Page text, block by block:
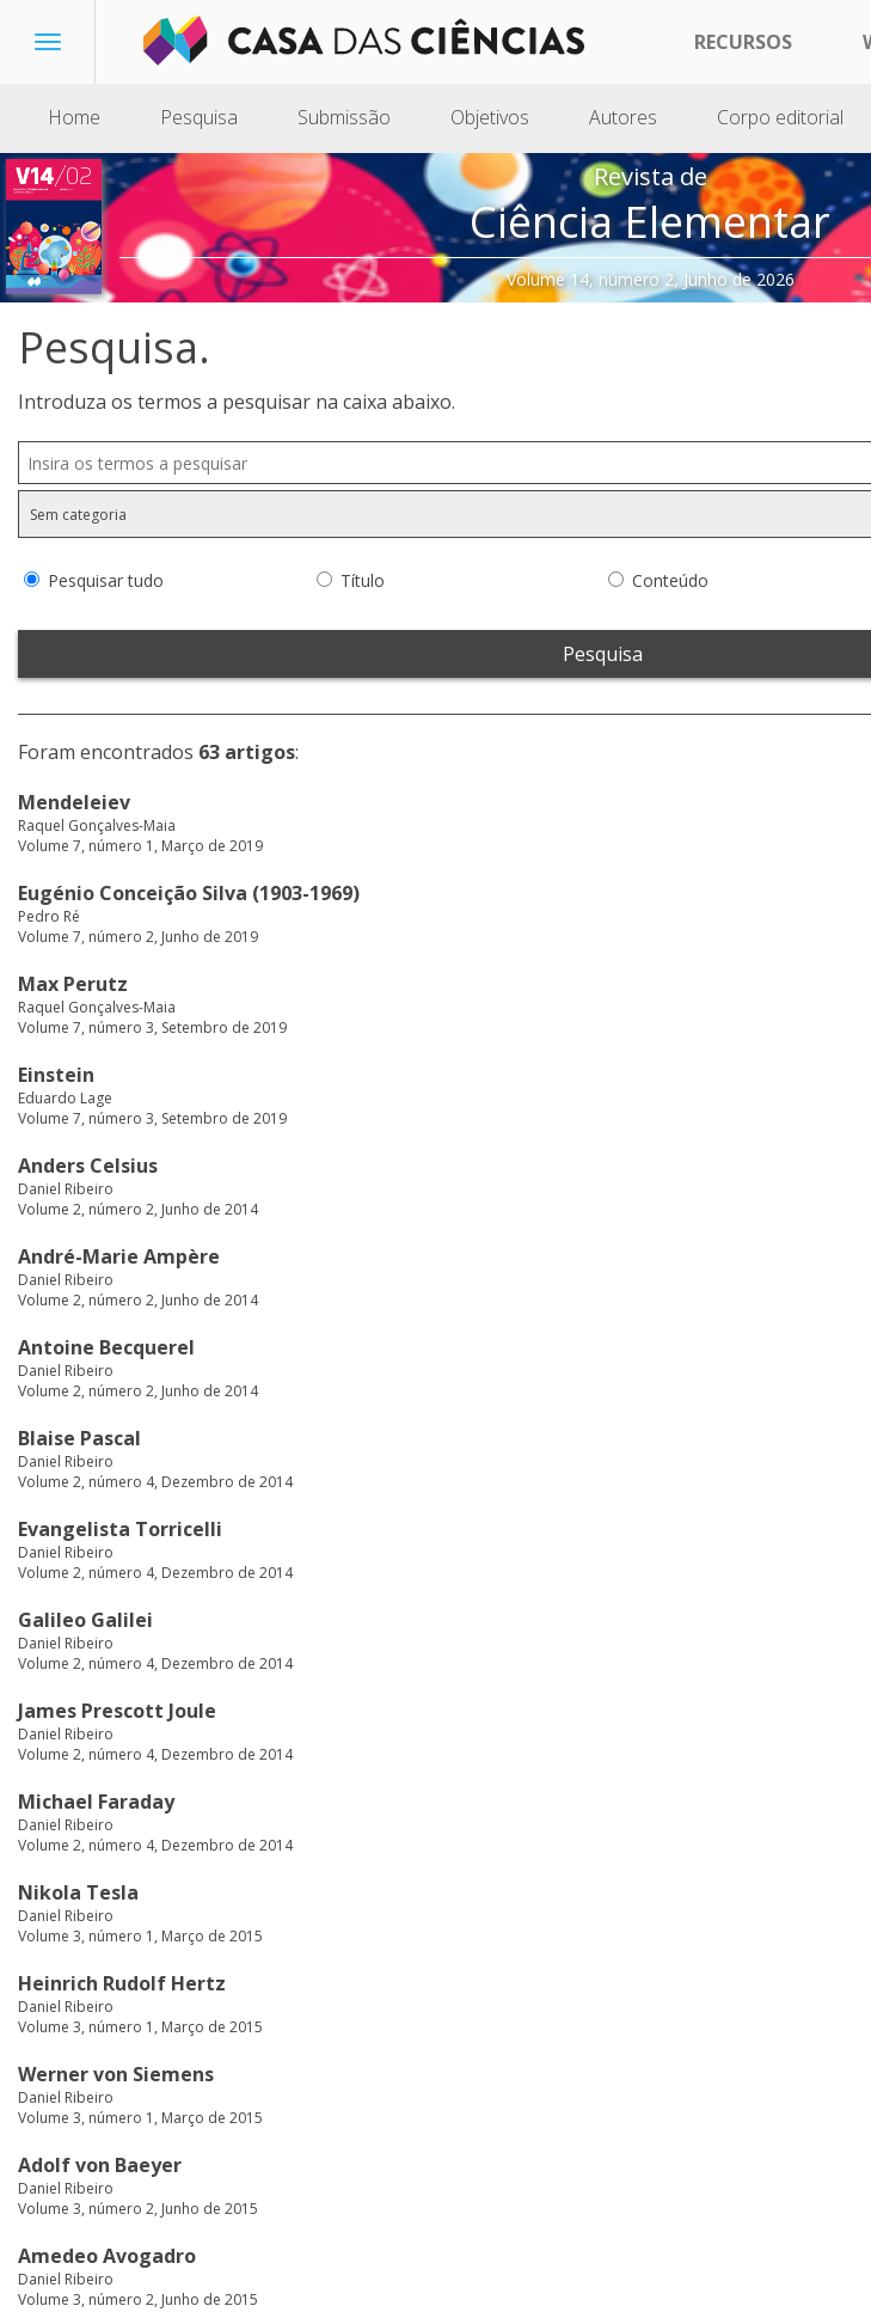
Toggle
RECURSOS
Home Pesquisa Submissão Objetivos Autores Corpo editorial
Revista de
Ciência Elementar
Volume 14, número 2, Junho de 2026
Pesquisa.
Introduza os termos a pesquisar na caixa abaixo.
Pesquisar tudo Título Conteúdo
Pesquisa
Foram encontrados 63 artigos:
Mendeleiev
Raquel Gonçalves-Maia
Volume 7, número 1, Março de 2019
Eugénio Conceição Silva (1903-1969)
Pedro Ré
Volume 7, número 2, Junho de 2019
Max Perutz
Raquel Gonçalves-Maia
Volume 7, número 3, Setembro de 2019
Einstein
Eduardo Lage
Volume 7, número 3, Setembro de 2019
Anders Celsius
Daniel Ribeiro
Volume 2, número 2, Junho de 2014
André-Marie Ampère
Daniel Ribeiro
Volume 2, número 2, Junho de 2014
Antoine Becquerel
Daniel Ribeiro
Volume 2, número 2, Junho de 2014
Blaise Pascal
Daniel Ribeiro
Volume 2, número 4, Dezembro de 2014
Evangelista Torricelli
Daniel Ribeiro
Volume 2, número 4, Dezembro de 2014
Galileo Galilei
Daniel Ribeiro
Volume 2, número 4, Dezembro de 2014
James Prescott Joule
Daniel Ribeiro
Volume 2, número 4, Dezembro de 2014
Michael Faraday
Daniel Ribeiro
Volume 2, número 4, Dezembro de 2014
Nikola Tesla
Daniel Ribeiro
Volume 3, número 1, Março de 2015
Heinrich Rudolf Hertz
Daniel Ribeiro
Volume 3, número 1, Março de 2015
Werner von Siemens
Daniel Ribeiro
Volume 3, número 1, Março de 2015
Adolf von Baeyer
Daniel Ribeiro
Volume 3, número 2, Junho de 2015
Amedeo Avogadro
Daniel Ribeiro
Volume 3, número 2, Junho de 2015